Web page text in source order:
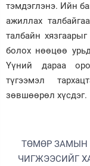
тэмдэглэнэ. Ийн
ажиллах
талбайн
болох нөөцөө
Үүний дараа
түгээмэл
зөвшөөрөл хүсдэг.
ТӨМӨР ЗАМЫН
ЧИГЖЭЭСИЙГ